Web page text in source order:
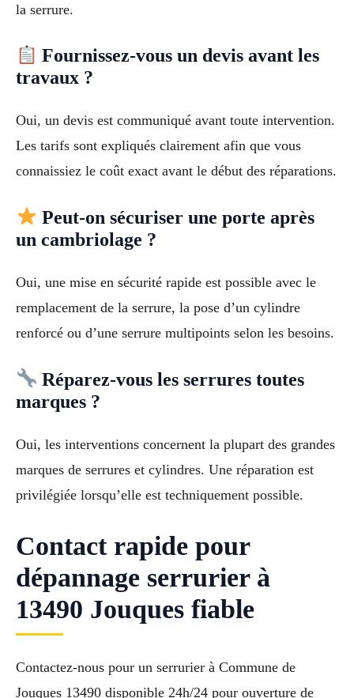
la serrure.
Fournissez-vous un devis avant les
travaux ?
Oui, un devis est communiqué avant toute intervention.
Les tarifs sont expliqués clairement afin que vous
connaissiez le coût exact avant le début des réparations.
Peut-on sécuriser une porte après
un cambriolage ?
Oui, une mise en sécurité rapide est possible avec le
remplacement de la serrure, la pose d’un cylindre
renforcé ou d’une serrure multipoints selon les besoins.
Réparez-vous les serrures toutes
marques ?
Oui, les interventions concernent la plupart des grandes
marques de serrures et cylindres. Une réparation est
privilégiée lorsqu’elle est techniquement possible.
Contact rapide pour
dépannage serrurier à
13490 Jouques fiable
Contactez-nous pour un serrurier à Commune de
Jouques 13490 disponible 24h/24 pour ouverture de